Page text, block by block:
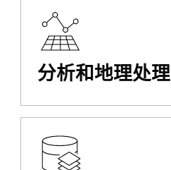
分析和地理处理